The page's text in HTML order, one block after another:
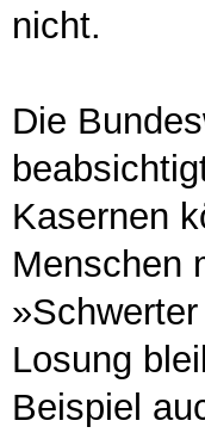
nicht.
Die
Kasernen
Menschen
Losung
Beispiel